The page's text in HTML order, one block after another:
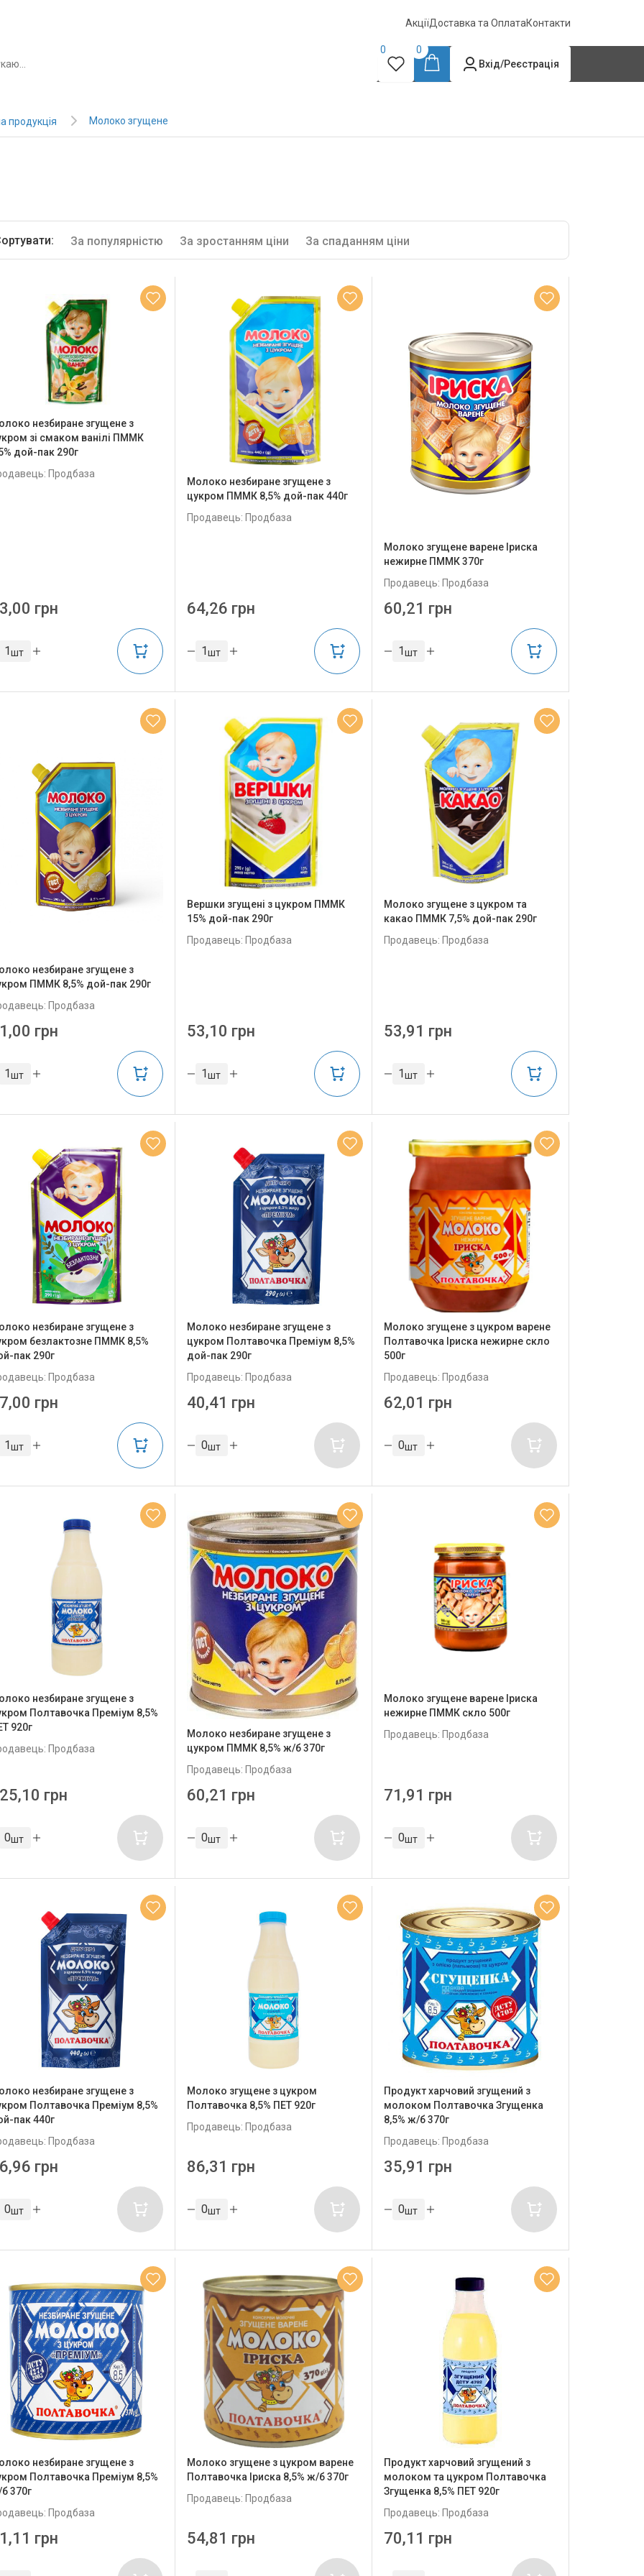
АкціїДоставка та ОплатаКонтакти
0
0
Вхід/Реєстрація
продукція Молоко згущене
За популярністю За зростанням ціни За спаданням ціни
незбиране згущене з
зі смаком ванілі ПММК
дой-пак 290г
Продбаза
грн
шт
Молоко незбиране згущене з
цукром ПММК 8,5% дой-пак 440г
Продавець: Продбаза
64,26 грн
шт
Молоко згущене варене Іриска
нежирне ПММК 370г
Продавець: Продбаза
60,21 грн
шт
незбиране згущене з
ПММК 8,5% дой-пак 290г
Продбаза
грн
шт
Вершки згущені з цукром ПММК
15% дой-пак 290г
Продавець: Продбаза
53,10 грн
шт
Молоко згущене з цукром та
какао ПММК 7,5% дой-пак 290г
Продавець: Продбаза
53,91 грн
шт
незбиране згущене з
безлактозне ПММК 8,5%
пак 290г
Продбаза
грн
шт
Молоко незбиране згущене з
цукром Полтавочка Преміум 8,5%
дой-пак 290г
Продавець: Продбаза
40,41 грн
шт
Молоко згущене з цукром варене
Полтавочка Іриска нежирне скло
500г
Продавець: Продбаза
62,01 грн
шт
незбиране згущене з
Полтавочка Преміум 8,5%
920г
Продбаза
грн
шт
Молоко незбиране згущене з
цукром ПММК 8,5% ж/б 370г
Продавець: Продбаза
60,21 грн
шт
Молоко згущене варене Іриска
нежирне ПММК скло 500г
Продавець: Продбаза
71,91 грн
шт
незбиране згущене з
Полтавочка Преміум 8,5%
пак 440г
Продбаза
грн
шт
Молоко згущене з цукром
Полтавочка 8,5% ПЕТ 920г
Продавець: Продбаза
86,31 грн
шт
Продукт харчовий згущений з
молоком Полтавочка Згущенка
8,5% ж/б 370г
Продавець: Продбаза
35,91 грн
шт
незбиране згущене з
Полтавочка Преміум 8,5%
370г
Продбаза
грн
Молоко згущене з цукром варене
Полтавочка Іриска 8,5% ж/б 370г
Продавець: Продбаза
54,81 грн
Продукт харчовий згущений з
молоком та цукром Полтавочка
Згущенка 8,5% ПЕТ 920г
Продавець: Продбаза
70,11 грн